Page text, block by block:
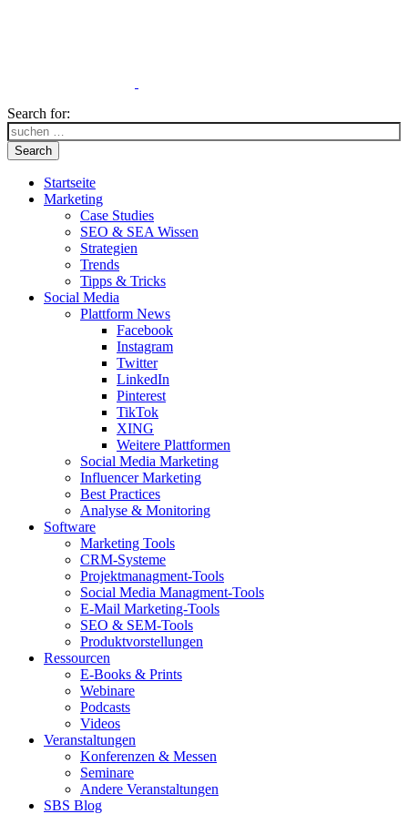
Search for:
Search
Startseite
Marketing
Case Studies
SEO & SEA Wissen
Strategien
Trends
Tipps & Tricks
Social Media
Plattform News
Facebook
Instagram
Twitter
LinkedIn
Pinterest
TikTok
XING
Weitere Plattformen
Social Media Marketing
Influencer Marketing
Best Practices
Analyse & Monitoring
Software
Marketing Tools
CRM-Systeme
Projektmanagment-Tools
Social Media Managment-Tools
E-Mail Marketing-Tools
SEO & SEM-Tools
Produktvorstellungen
Ressourcen
E-Books & Prints
Webinare
Podcasts
Videos
Veranstaltungen
Konferenzen & Messen
Seminare
Andere Veranstaltungen
SBS Blog